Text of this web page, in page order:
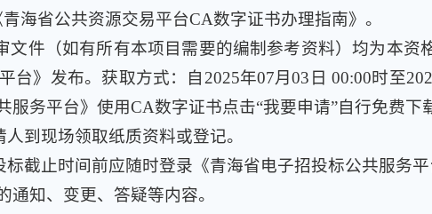
海省公共资源交易平台CA数字证书办理指南》。
文件（如有所有本项目需要的编制参考资料）均为本资
》发布。获取方式：自2025年07月03日 00:00时至
务平台》使用CA数字证书点击“我要申请”自行免费下
到现场领取纸质资料或登记。
截止时间前应随时登录《青海省电子招投标公共服务
知、变更、答疑等内容。